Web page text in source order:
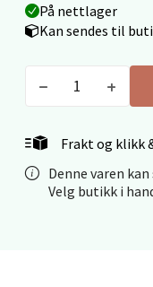
På nettlager
Kan sendes til
Frakt og klikk
Denne varen
Velg butikk i
Mo i Rana
Åpent i dag 10-
0 i butikk